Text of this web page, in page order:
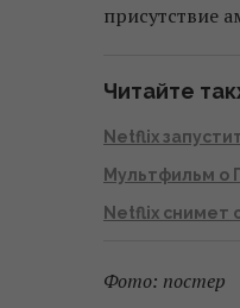
присутствие
Читайте
Netflix
Мультфильм о
Netflix снимет
Фото: постер